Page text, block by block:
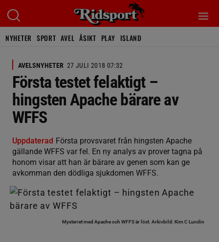
NYHETER SPORT AVEL ÅSIKT PLAY ISLAND
AVELSNYHETER 27 JULI 2018 07:32
Första testet felaktigt –
hingsten Apache bärare av
WFFS
Uppdaterad Första provsvaret från hingsten Apache
gällande WFFS var fel. En ny analys av prover tagna på
honom visar att han är bärare av genen som kan ge
avkomman den dödliga sjukdomen WFFS.
Mysteriet med Apache och WFFS är löst. Arkivbild: Kim C Lundin